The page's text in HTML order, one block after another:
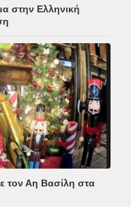
στην Ελληνική
τον Αη Βασίλη στα